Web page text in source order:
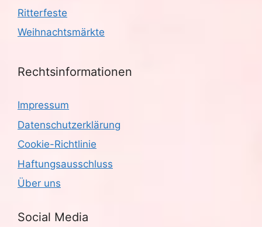
Ritterfeste
Weihnachtsmärkte
Rechtsinformationen
Impressum
Datenschutzerklärung
Cookie-Richtlinie
Haftungsausschluss
Über uns
Social Media